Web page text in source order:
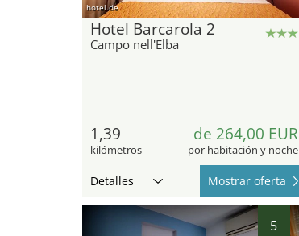
hotel.de
Hotel Barcarola 2
Campo nell'Elba
1,39
kilómetros
de 264,00 EUR
por habitación y noche
Detalles Mostrar oferta
5